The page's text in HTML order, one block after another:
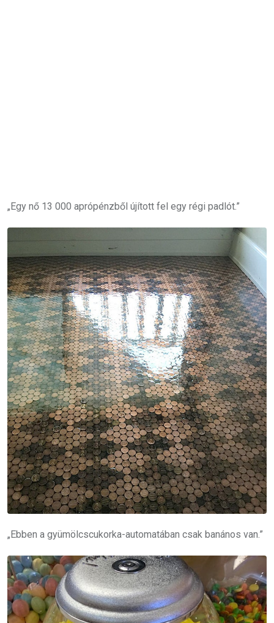
„Egy nő 13 000 aprópénzből újított fel egy régi padlót.”
„Ebben a gyümölcscukorka-automatában csak banános van.”